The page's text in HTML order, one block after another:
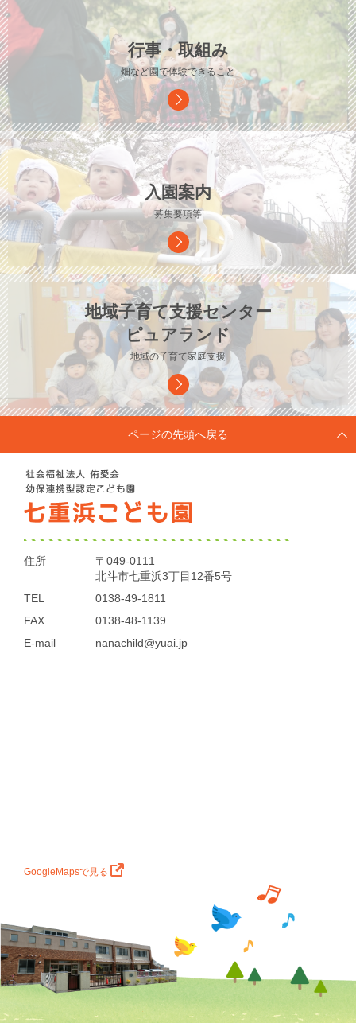
行事・取組み
畑など園で体験できること
入園案内
募集要項等
地域子育て支援センター
ピュアランド
地域の子育て家庭支援
ページの先頭へ戻る
住所
〒049-0111
北斗市七重浜3丁目12番5号
TEL
0138-49-1811
FAX
0138-48-1139
E-mail
nanachild@yuai.jp
GoogleMapsで見る